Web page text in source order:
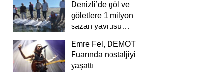
Denizli’de göl ve
göletlere 1 milyon
sazan yavrusu
Emre Fel, DEMOT
Fuarında nostaljiyi
yaşattı